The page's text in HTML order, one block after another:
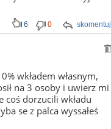
skomentuj
6 0
wkładem własnym,
na 3 osoby i uwierz mi
coś dorzucili wkładu
se z palca wyssałeś